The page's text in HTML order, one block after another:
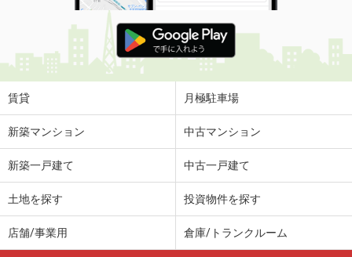
賃貸 月極駐車場
新築マンション 中古マンション
新築一戸建て 中古一戸建て
土地を探す 投資物件を探す
店舗/事業用 倉庫/トランクルーム